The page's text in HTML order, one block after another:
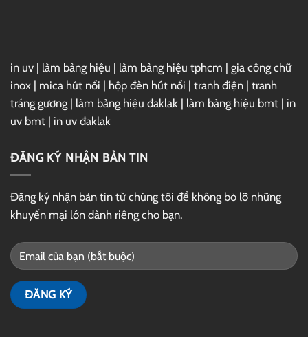
in uv | làm bảng hiệu | làm bảng hiệu tphcm | gia công chữ
inox | mica hút nổi | hộp đèn hút nổi | tranh điện | tranh
tráng gương | làm bảng hiệu đaklak | làm bảng hiệu bmt | in
uv bmt | in uv đaklak
ĐĂNG KÝ NHẬN BẢN TIN
Đăng ký nhận bản tin từ chúng tôi để không bỏ lỡ những
khuyến mại lớn dành riêng cho bạn.